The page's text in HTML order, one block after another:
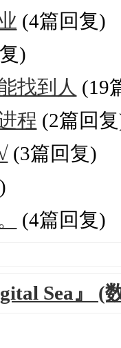
(4篇回复)
)
找到人 (19
程 (2篇回
(3篇回复)
(4篇回复)
Sea』 (